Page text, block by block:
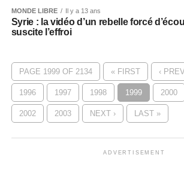
MONDE LIBRE Il y a 13 ans
Syrie : la vidéo d’un rebelle forcé
suscite l’effroi
PAGE 1999 OF 2134 « FIRST ‹
1996 1997 1998 1999 2000
2002 2003 NEXT › LAST »
ADVERTISEMENT